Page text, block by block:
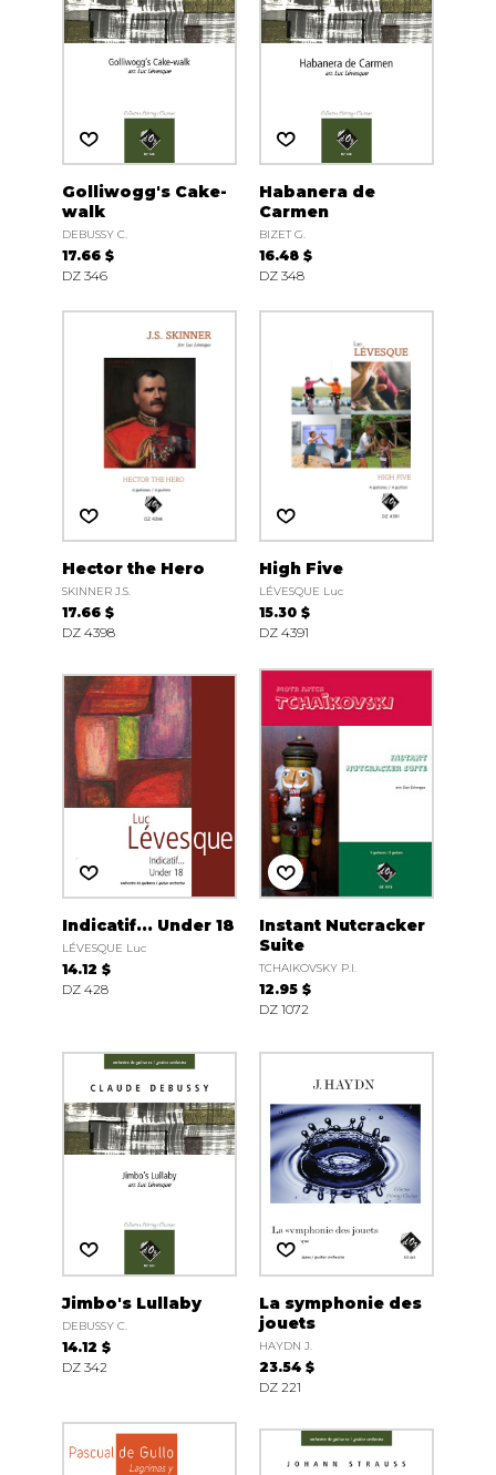
Golliwogg's Cake-
walk
DEBUSSY C.
17.66 $
DZ 346
Habanera de
Carmen
BIZET G.
16.48 $
DZ 348
Hector the Hero
SKINNER J.S.
17.66 $
DZ 4398
High Five
LÉVESQUE Luc
15.30 $
DZ 4391
Indicatif... Under 18
LÉVESQUE Luc
14.12 $
DZ 428
Instant Nutcracker
Suite
TCHAIKOVSKY P.I.
12.95 $
DZ 1072
Jimbo's Lullaby
DEBUSSY C.
14.12 $
DZ 342
La symphonie des
jouets
HAYDN J.
23.54 $
DZ 221